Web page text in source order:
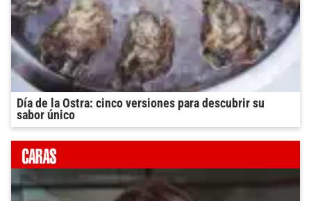
Día de la Ostra: cinco versiones para descubrir su
sabor único